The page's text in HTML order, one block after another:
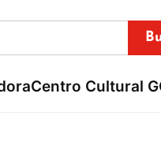
Centro Cultural